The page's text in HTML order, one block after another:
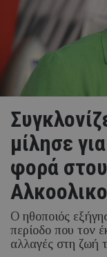
μίλησε
φορά
Ο ηθοποιός
περίοδο που τον
αλλαγές στη ζωή